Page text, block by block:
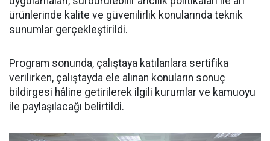
ürünlerinde kalite ve güvenilirlik konularında teknik
sunumlar gerçekleştirildi.
Program sonunda, çalıştaya katılanlara sertifika
verilirken, çalıştayda ele alınan konuların sonuç
bildirgesi hâline getirilerek ilgili kurumlar ve kamuoyu
ile paylaşılacağı belirtildi.